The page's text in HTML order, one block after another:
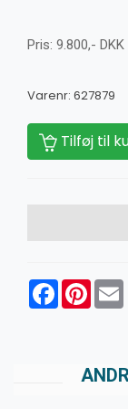
Pris: 9.800,- DKK
Varenr: 627879
Tilføj til
Facebook